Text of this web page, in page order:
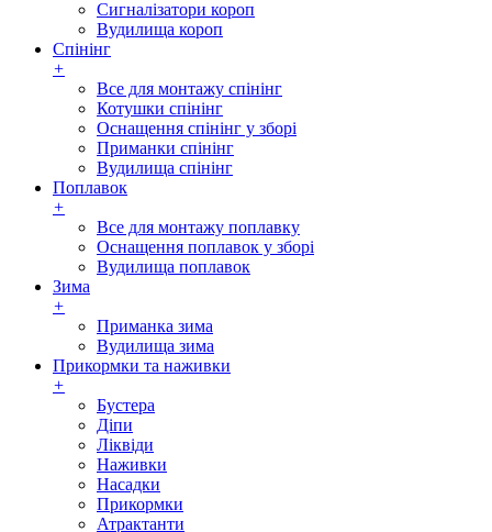
Сигналізатори короп
Вудилища короп
Спінінг
+
Все для монтажу спінінг
Котушки спінінг
Оснащення спінінг у зборі
Приманки спінінг
Вудилища спінінг
Поплавок
+
Все для монтажу поплавку
Оснащення поплавок у зборі
Вудилища поплавок
Зима
+
Приманка зима
Вудилища зима
Прикормки та наживки
+
Бустера
Діпи
Ліквіди
Наживки
Насадки
Прикормки
Атрактанти